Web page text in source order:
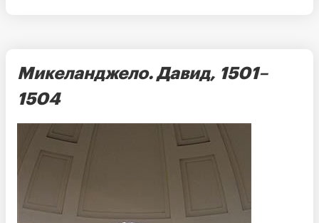
Микеланджело. Давид, 1501–
1504